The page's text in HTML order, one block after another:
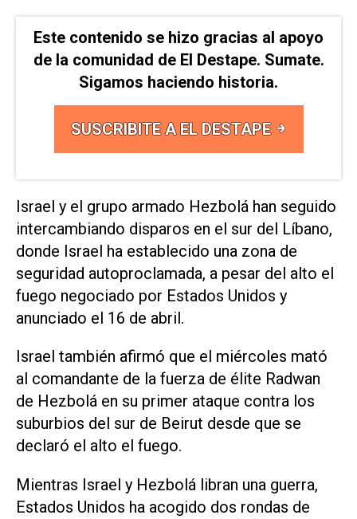
Este contenido se hizo gracias al apoyo
de la comunidad de El Destape. Sumate.
Sigamos haciendo historia.
SUSCRIBITE A EL DESTAPE
Israel ⁠y el grupo armado Hezbolá han seguido
intercambiando disparos en el sur del Líbano,
donde Israel ha establecido ​una zona ‌de
seguridad autoproclamada, a pesar del alto el
fuego negociado por Estados Unidos y
anunciado el 16 de abril.
Israel también afirmó que ⁠el miércoles mató
al comandante de la fuerza de élite Radwan
de Hezbolá en su primer ataque contra los
suburbios del sur de Beirut desde que se
declaró el alto el fuego.
Mientras Israel y Hezbolá libran ‌una guerra,
Estados Unidos ha acogido dos rondas de